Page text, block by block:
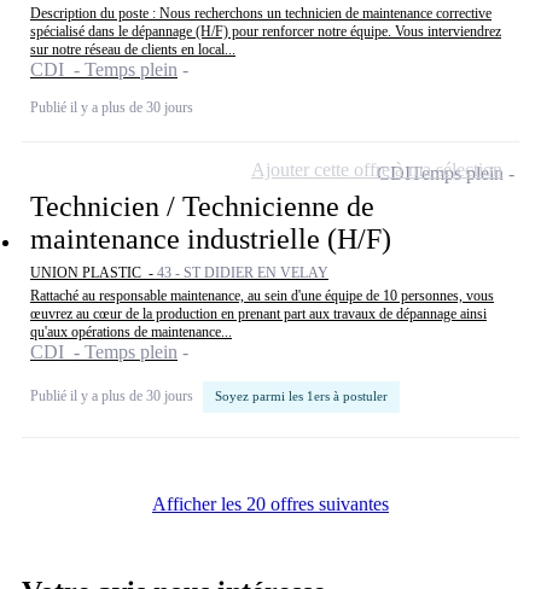
Description du poste : Nous recherchons un technicien de maintenance corrective
spécialisé dans le dépannage (H/F) pour renforcer notre équipe. Vous interviendrez
sur notre réseau de clients en local...
CDI - Temps plein
Publié il y a plus de 30 jours
Technicien / Technicienne de
maintenance industrielle (H/F)
UNION PLASTIC - 43 - ST DIDIER EN VELAY
Rattaché au responsable maintenance, au sein d'une équipe de 10 personnes, vous
œuvrez au cœur de la production en prenant part aux travaux de dépannage ainsi
qu'aux opérations de maintenance...
CDI - Temps plein
Publié il y a plus de 30 jours Soyez parmi les 1ers à postuler
CDITemps plein
Ajouter cette offre à ma sélection
Afficher les 20 offres suivantes